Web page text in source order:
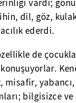
vardı;
dil, göz,
ederdi.
de
yabancı,
bilgisizce